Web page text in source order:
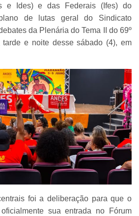
e Ides) e das Federais (Ifes) do
de lutas geral do Sindicato
da Plenária do Tema II do 69º
e noite desse sábado (4), em
foi a deliberação para que o
sua entrada no Fórum